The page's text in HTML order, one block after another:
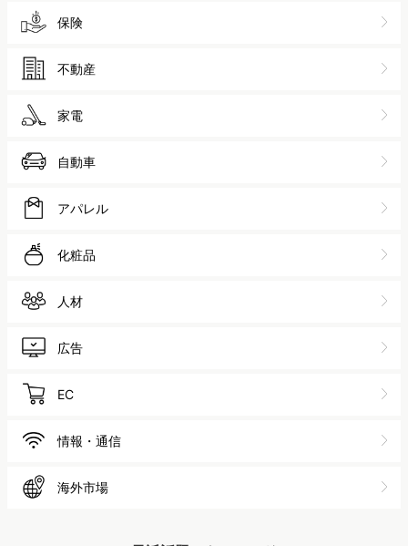
保険
不動産
家電
自動車
アパレル
化粧品
人材
広告
EC
情報・通信
海外市場